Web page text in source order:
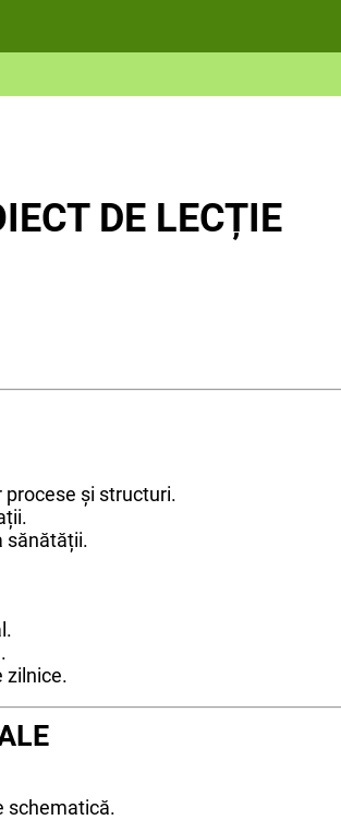
DE LECȚIE
și structuri.
sănătății.
zilnice.
schematică.